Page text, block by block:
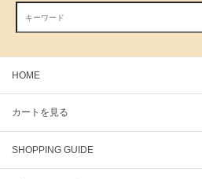
HOME
カートを見る
SHOPPING GUIDE